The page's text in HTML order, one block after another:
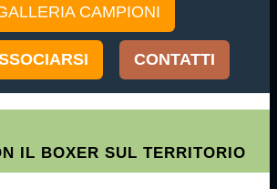
CAMPIONI
CONTATTI
IL BOXER SUL TERRITORIO